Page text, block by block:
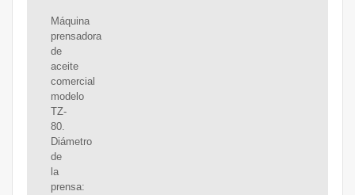
Máquina
prensadora
de
aceite
comercial
modelo
TZ-
80.
Diámetro
de
la
prensa: